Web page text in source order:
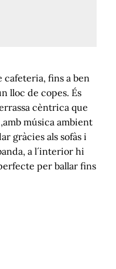
cafeteria, fins a ben
lloc de copes. És
cèntrica que
música ambient
gràcies als sofàs i
a l´interior hi
per ballar fins